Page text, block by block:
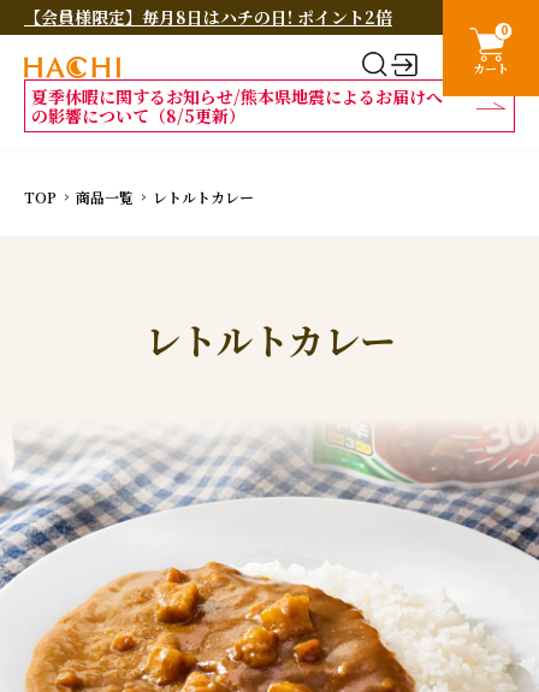
【会員様限定】毎月8日はハチの日! ポイント2倍
夏季休暇に関するお知らせ/熊本県地震によるお届けへ
の影響について（8/5更新）
0
カート
TOP 商品一覧 レトルトカレー
レトルトカレー